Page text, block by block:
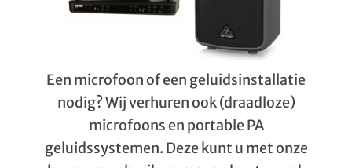
Een microfoon of een geluidsinstallatie
nodig? Wij verhuren ook (draadloze)
microfoons en portable PA
geluidssystemen. Deze kunt u met onze